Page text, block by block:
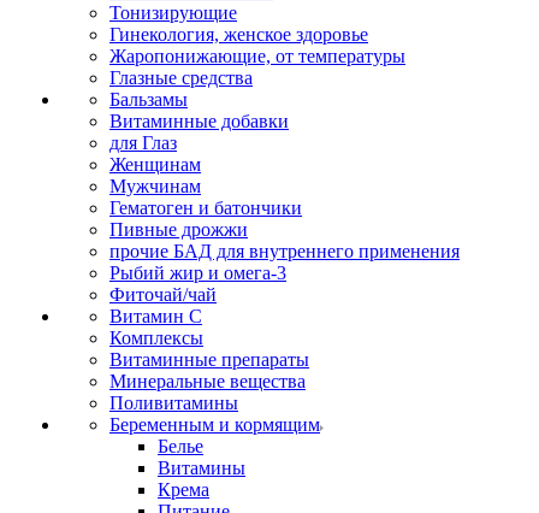
Тонизирующие
Гинекология, женское здоровье
Жаропонижающие, от температуры
Глазные средства
Бальзамы
Витаминные добавки
для Глаз
Женщинам
Мужчинам
Гематоген и батончики
Пивные дрожжи
прочие БАД для внутреннего применения
Рыбий жир и омега-3
Фиточай/чай
Витамин С
Комплексы
Витаминные препараты
Минеральные вещества
Поливитамины
Беременным и кормящим
Белье
Витамины
Крема